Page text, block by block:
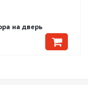
на дверь